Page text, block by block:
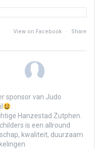
View on Facebook · Share
sponsor van Judo
Hanzestad Zutphen.
is een allround
kwaliteit, duurzaam